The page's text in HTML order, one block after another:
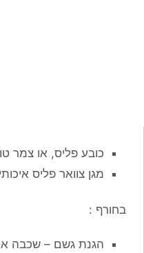
כובע פליס, או צמר
מגן צוואר פליס
בחורף :
הגנת גשם – שכבה